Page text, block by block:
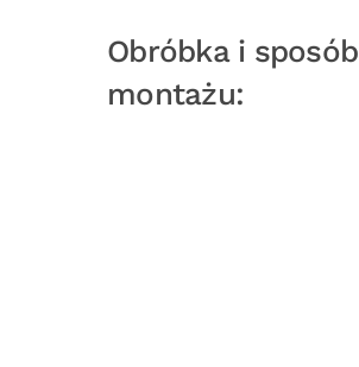
Obróbka i sposób
montażu: